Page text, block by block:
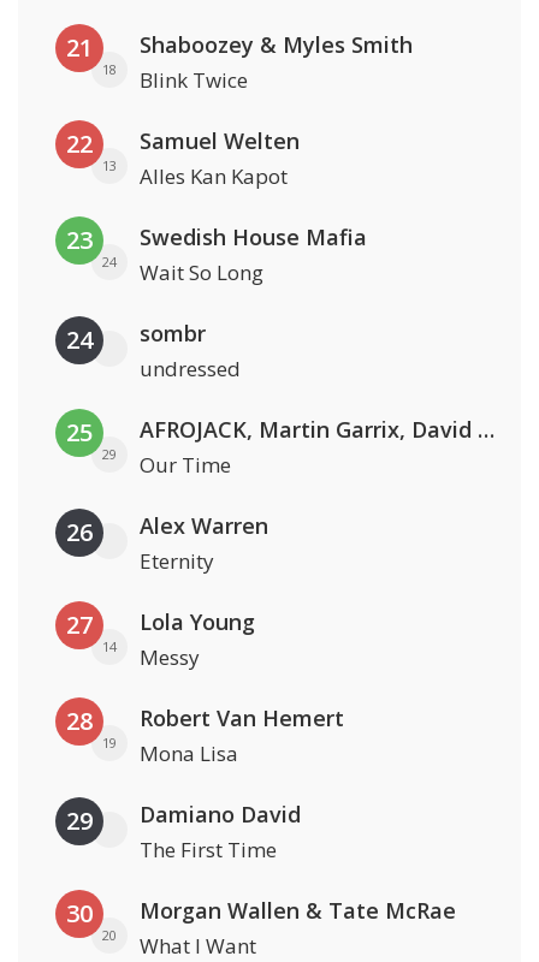
21
18
Shaboozey & Myles Smith
Blink Twice
22
13
Samuel Welten
Alles Kan Kapot
23
24
Swedish House Mafia
Wait So Long
24 sombr
undressed
25
29
AFROJACK, Martin Garrix, David Guetta & Amél
Our Time
26 Alex Warren
Eternity
27
14
Lola Young
Messy
28
19
Robert Van Hemert
Mona Lisa
29 Damiano David
The First Time
30
20
Morgan Wallen & Tate McRae
What I Want